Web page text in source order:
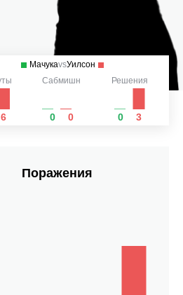
МачукаvsУилсон
6
Сабмишн
0 0
Решения
0 3
Поражения